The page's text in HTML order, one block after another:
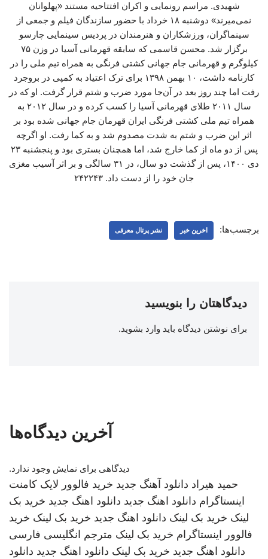
شهیدی. مراسم رونمایی و اکران افتتاحیه مستند «پهلوانان
نمی‌میرند» دوشنبه ۱۸ خرداد با حضور سازندگان فیلم و جمعی از
سینماگران، ورزشکاران و هنرمندان در پردیس سینمایی چارسو
برگزار شد. محسن قاسمی که سابقه قهرمانی آسیا در وزن ۷۵
کیلوگرم و قهرمانی جام جهانی کشتی فرنگی به همراه تیم ملی را در
کارنامه داشت، ۱۰ بهمن ۱۳۹۸ برای ترک اعتیاد به کمپی در بروجرد
رفت اما چند روز بعد در آن‌جا مورد ضرب و شتم قرار گرفت. او که در
سال ۲۰۱۱ طلای قهرمانی آسیا را کسب کرده و در سال ۲۰۱۲ به
همراه تیم ملی کشتی فرنگی ایران قهرمان جام جهانی شده بود بر
اثر این ضرب و شتم به شدت مصدوم شد و به کما رفت. او اگرچه
پس از دو ماه از کما خارج شد، اما همچنان بستری بود و پنجشنبه ۲۳
دی ۱۴۰۰، پس از گذشت دو سال، در ۳۱ سالگی و بر اثر آسیب مغزی
جان خود را از دست داد. ۲۴۲۲۴۳
برچسب‌ها: اخرین خبر نشر پرتال معرفی
دیدگاهتان را بنویسید
برای نوشتن دیدگاه باید وارد بشوید.
آخرین دیدگاه‌ها
دیدگاهی برای نمایش وجود ندارد.
حمید هیراد دانلود آهنگ جدید خرید فالوور لایک کامنت
اینستاگرام دانلود اهنگ جدید دانلود اهنگ جدید خرید بک
لینک خرید بک لینک دانلود اهنگ جدید خرید بک لینک خرید
فالوور اینستاگرام خرید بک لینک مترجم انگلیسی فارسی
دانلود اهنگ جدید خرید بک لینک دانلود اهنگ جدید دانلود